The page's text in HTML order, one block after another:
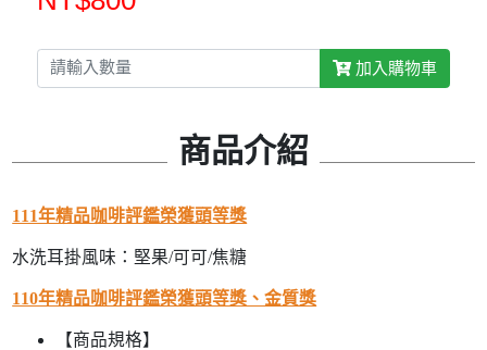
加入購物車
商品介紹
111年精品咖啡評鑑榮獲頭等獎
水洗耳掛風味：堅果/可可/焦糖
110年精品咖啡評鑑榮獲頭等獎、金質獎
【商品規格】